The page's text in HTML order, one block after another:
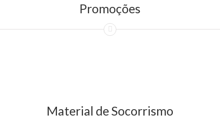
Promoções
Material de Socorrismo